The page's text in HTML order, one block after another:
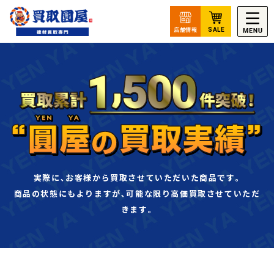
実際に､お客様から買取させていただいた商品です｡
商品の状態にもよりますが､可能な限り高価買取させていただ
きます｡